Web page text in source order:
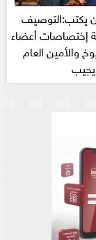
يكتب:التوصيف
إختصاصات أعضاء
والأمين العام
يجيب